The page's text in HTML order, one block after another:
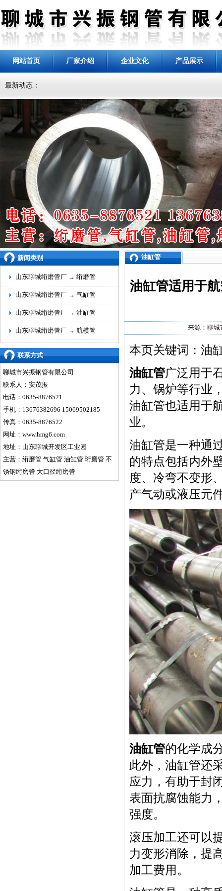
网站首页 厂家介绍 企业文化 产品展示
最新动态：
新闻类别
山东聊城绗磨管厂 → 绗磨管
山东聊城绗磨管厂 → 气缸管
山东聊城绗磨管厂 → 油缸管
山东聊城绗磨管厂 → 航模管
联系方式
聊城市兴振钢管有限公司
联系人：安茂振
电话：0635-8876521
手机：13676382696 15069502185
传真：0635-8876522
网址： www.hmg6.com
地址：山东聊城开发区工业园
主营：绗磨管 气缸管 油缸管 珩磨管 不
锈钢绗磨管 大口径绗磨管
油缸管
油缸管适用于
来源： 聊城
本页关键词：油
油缸管广泛用于
力、锅炉等行业
油缸管也适用于
业。
油缸管是一种通
的特点包括内外
度、冷弯不变形
产气动或液压元
油缸管的化学成
此外，油缸管还
应力，有助于封
表面抗腐蚀能力
强度。
滚压加工还可以
力变形消除，提
加工费用。